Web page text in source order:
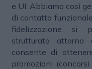
e UI. Abbiamo così
di contatto
fidelizzazione si
strutturato attorno
consente di
promozioni